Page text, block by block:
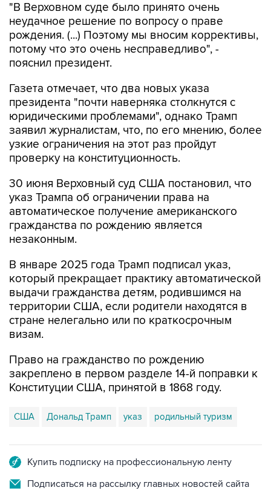
"В Верховном суде было принято очень
неудачное решение по вопросу о праве
рождения. (...) Поэтому мы вносим коррективы,
потому что это очень несправедливо", -
пояснил президент.
Газета отмечает, что два новых указа
президента "почти наверняка столкнутся с
юридическими проблемами", однако Трамп
заявил журналистам, что, по его мнению, более
узкие ограничения на этот раз пройдут
проверку на конституционность.
30 июня Верховный суд США постановил, что
указ Трампа об ограничении права на
автоматическое получение американского
гражданства по рождению является
незаконным.
В январе 2025 года Трамп подписал указ,
который прекращает практику автоматической
выдачи гражданства детям, родившимся на
территории США, если родители находятся в
стране нелегально или по краткосрочным
визам.
Право на гражданство по рождению
закреплено в первом разделе 14-й поправки к
Конституции США, принятой в 1868 году.
США Дональд Трамп указ родильный туризм
Купить подписку на профессиональную ленту
Подписаться на рассылку главных новостей сайта